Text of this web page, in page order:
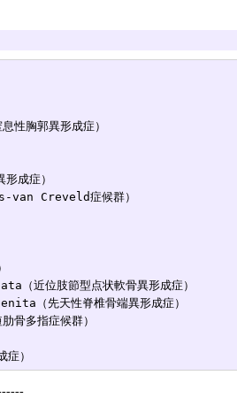
郭異形成症）
成症）
Creveld症候群）
位肢節型点状軟骨異形成症）
（先天性脊椎骨端異形成症）
多指症候群）